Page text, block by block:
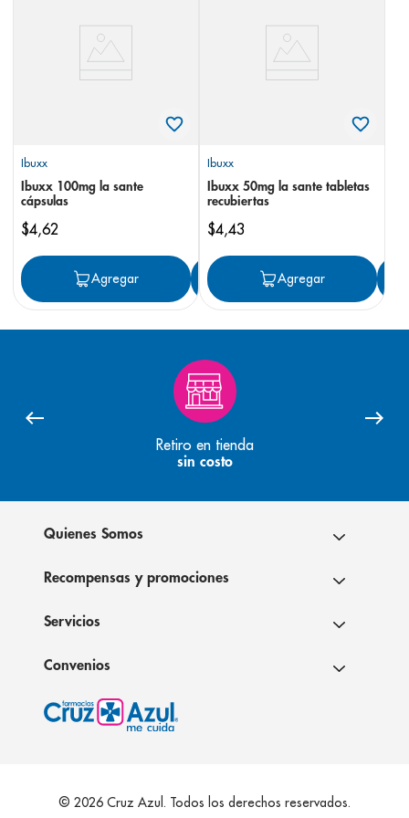
Ibuxx
Ibuxx 100mg la sante
cápsulas
$4,62
Agregar Agregar
Ibuxx
Ibuxx 50mg la sante tabletas
recubiertas
$4,43
Agregar
Retiro en tienda
sin costo
Quienes Somos
Recompensas y promociones
Servicios
Convenios
© 2026 Cruz Azul. Todos los derechos reservados.
pediasure
desodorante